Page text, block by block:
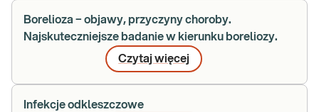
Borelioza − objawy, przyczyny choroby.
Najskuteczniejsze badanie w kierunku boreliozy.
Czytaj więcej
Infekcje odkleszczowe